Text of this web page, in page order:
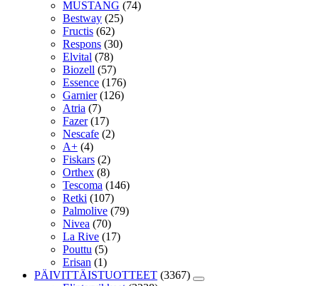
MUSTANG (74)
Bestway (25)
Fructis (62)
Respons (30)
Elvital (78)
Biozell (57)
Essence (176)
Garnier (126)
Atria (7)
Fazer (17)
Nescafe (2)
A+ (4)
Fiskars (2)
Orthex (8)
Tescoma (146)
Retki (107)
Palmolive (79)
Nivea (70)
La Rive (17)
Pouttu (5)
Erisan (1)
PÄIVITTÄISTUOTTEET (3367)